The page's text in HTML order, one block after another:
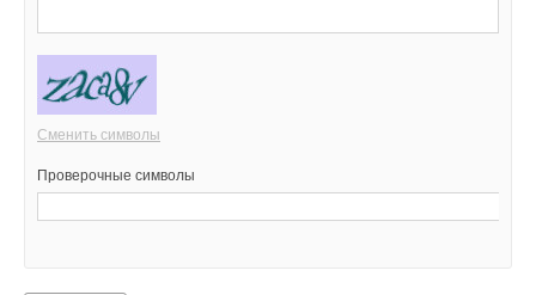
Сменить символы
Проверочные символы